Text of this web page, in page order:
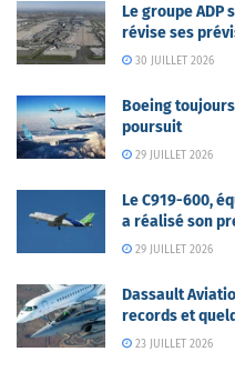
Le groupe ADP
révise ses
30 JUILLET 2026
Boeing
poursuit
29 JUILLET 2026
Le C919-600,
a réalisé son
29 JUILLET 2026
Dassault
records et
23 JUILLET 2026